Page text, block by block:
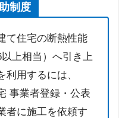
制度
て住宅の断熱性能
上相当）へ引き上
用するには、
事業者登録・公表
者に施工を依頼す